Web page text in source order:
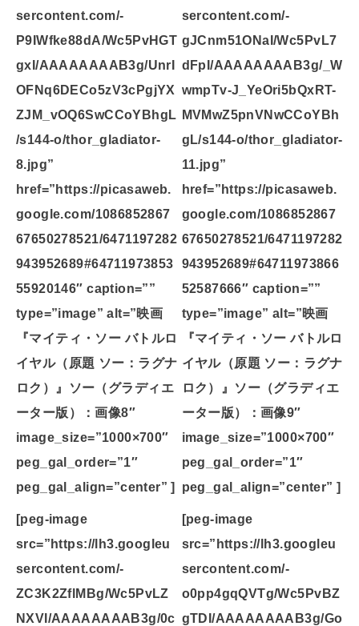
sercontent.com/-
P9IWfke88dA/Wc5PvHGT
gxI/AAAAAAAAB3g/UnrI
OFNq6DECo5zV3cPgjYX
ZJM_vOQ6SwCCoYBhgL
/s144-o/thor_gladiator-
8.jpg”
href=”https://picasaweb.
google.com/1086852867
67650278521/6471197282
943952689#64711973853
55920146″ caption=””
type=”image” alt=”映画
『マイティ・ソー バトルロ
イヤル（原題 ソー：ラグナ
ロク）』ソー（グラディエ
ーター版）：画像8″
image_size=”1000×700″
peg_gal_order=”1″
peg_gal_align=”center” ]
sercontent.com/-
gJCnm51ONaI/Wc5PvL7
dFpI/AAAAAAAAB3g/_W
wmpTv-J_YeOri5bQxRT-
MVMwZ5pnVNwCCoYBh
gL/s144-o/thor_gladiator-
11.jpg”
href=”https://picasaweb.
google.com/1086852867
67650278521/6471197282
943952689#64711973866
52587666″ caption=””
type=”image” alt=”映画
『マイティ・ソー バトルロ
イヤル（原題 ソー：ラグナ
ロク）』ソー（グラディエ
ーター版）：画像9″
image_size=”1000×700″
peg_gal_order=”1″
peg_gal_align=”center” ]
[peg-image
src=”https://lh3.googleu
sercontent.com/-
ZC3K2ZflMBg/Wc5PvLZ
NXVI/AAAAAAAAB3g/0c
[peg-image
src=”https://lh3.googleu
sercontent.com/-
o0pp4gqQVTg/Wc5PvBZ
gTDI/AAAAAAAAB3g/Go